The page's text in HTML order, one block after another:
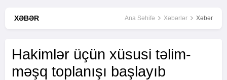
XƏBƏR Ana Səhifə Xəbərlər Xəbər
Hakimlər üçün xüsusi təlim-
məşq toplanışı başlayıb